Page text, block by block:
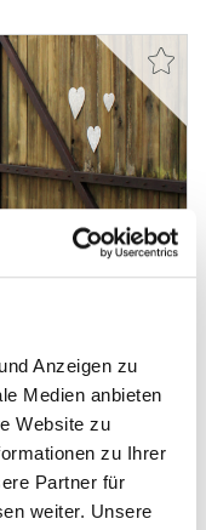
Anzeigen zu
Medien anbieten
Website zu
zu Ihrer
Partner für
weiter. Unsere
in